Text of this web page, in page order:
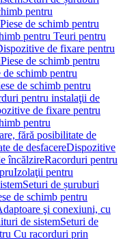
pentru
Piese de schimb pentru
pentru Teuri pentru
de fixare pentru
Piese de schimb pentru
de schimb pentru
de schimb pentru
pentru instalaţii de
de fixare pentru
pentru
fără posibilitate de
de desfacereDispozitive
încălzireRacorduri pentru
Izolaţii pentru
Seturi de șuruburi
de schimb pentru
şi conexiuni, cu
de sistemSeturi de
Cu racorduri prin